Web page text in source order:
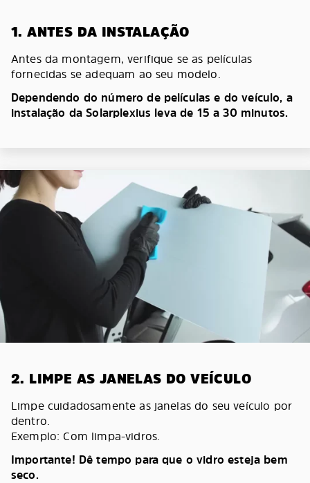
1. ANTES DA INSTALAÇÃO
Antes da montagem, verifique se as películas
fornecidas se adequam ao seu modelo.
Dependendo do número de películas e do veículo, a
instalação da Solarplexius leva de 15 a 30 minutos.
2. LIMPE AS JANELAS DO VEÍCULO
Limpe cuidadosamente as janelas do seu veículo por
dentro.
Exemplo: Com limpa-vidros.
Importante! Dê tempo para que o vidro esteja bem
seco.